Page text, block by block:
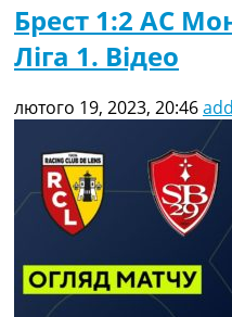
Брест 1:2 АС
Ліга 1. Відео
лютого 19, 2023, 20:46